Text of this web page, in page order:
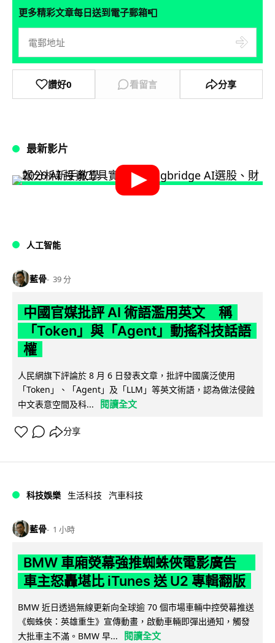
更多精彩文章每日送到電子郵箱📮
讚好0 看留言 分享
最新影片
人工智能
藍骨 39 分
中國官媒批評 AI 術語濫用英文 稱
「Token」與「Agent」動搖科技話語
權
人民網旗下評論於 8 月 6 日發表文章，批評中國廣泛使用
「Token」、「Agent」及「LLM」等英文術語，認為做法侵蝕
中文表意空間及科...
閱讀全文
分享
科技娛樂 生活科技 汽車科技
藍骨 1 小時
BMW 車廂熒幕強推蜘蛛俠電影廣告
車主怒轟堪比 iTunes 送 U2 專輯翻版
BMW 近日透過無線更新向全球逾 70 個市場車輛中控熒幕推送
《蜘蛛俠：英雄重生》宣傳動畫，啟動車輛即彈出通知，觸發
大批車主不滿。BMW 早...
閱讀全文